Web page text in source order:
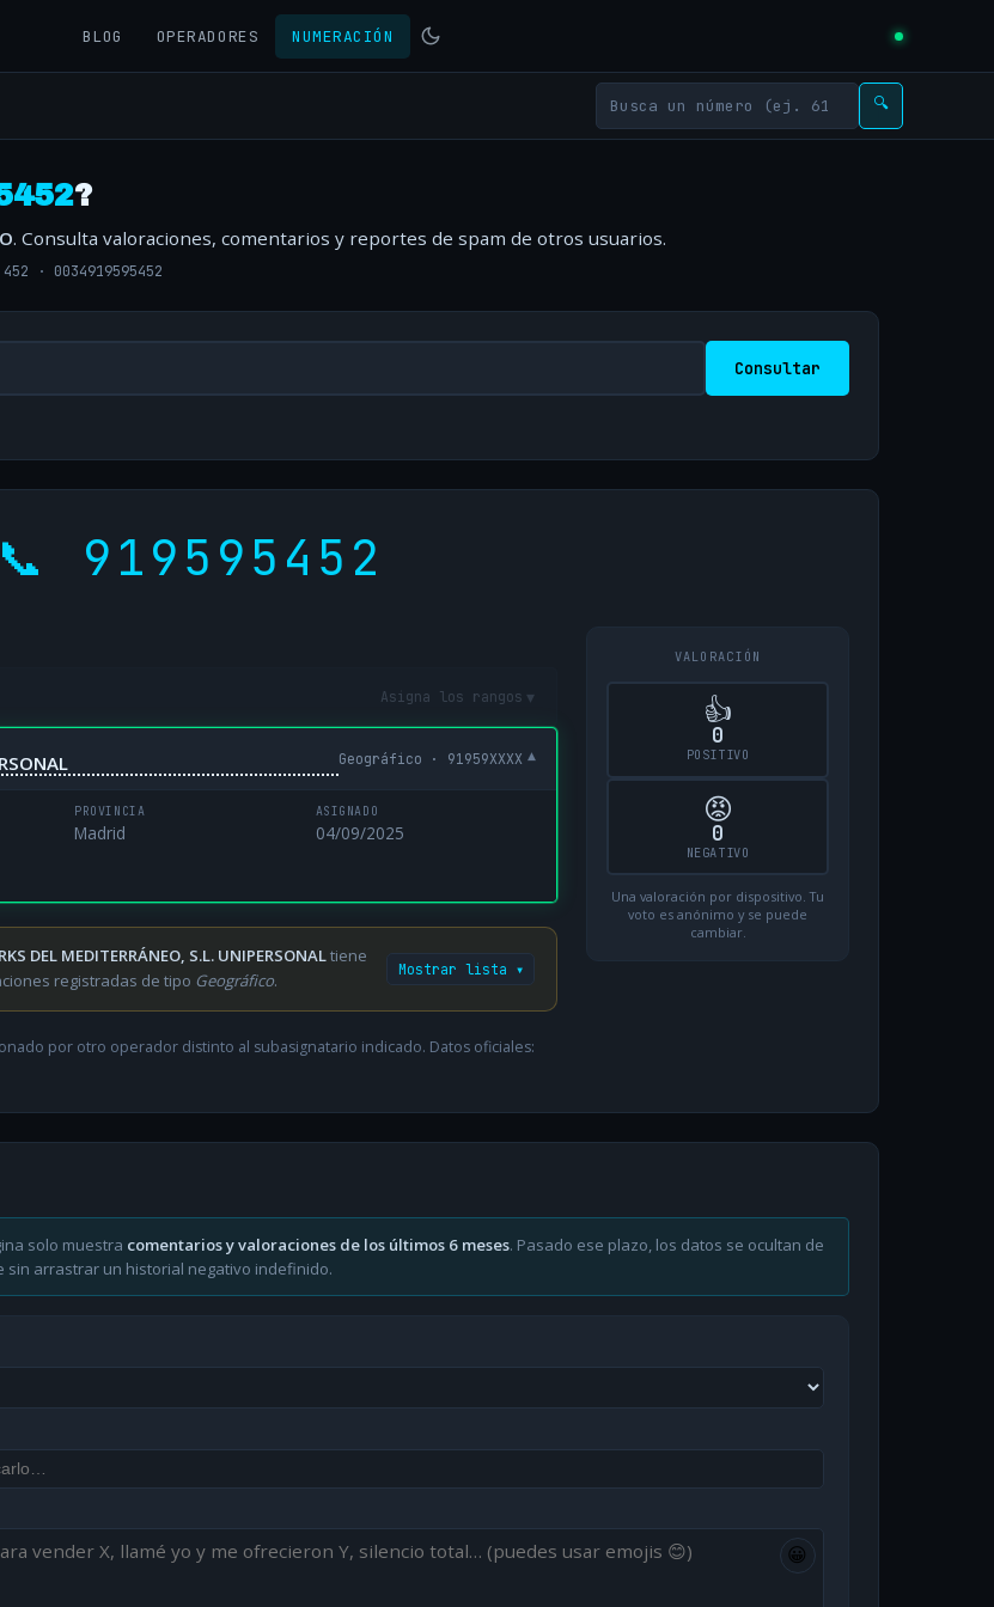
BLOG OPERADORES NUMERACIÓN
🔍
?
. Consulta valoraciones, comentarios y reportes de spam de otros usuarios.
· 0034919595452
Consultar
📞 919595452
Asigna los rangos ▾
Geográfico · 91959XXXX ▾
PROVINCIA
Madrid
ASIGNADO
04/09/2025
DEL MEDITERRÁNEO, S.L. UNIPERSONALtiene
registradas de tipo Geográfico.
Mostrar lista ▾
por otro operador distinto al subasignatario indicado. Datos oficiales:
VALORACIÓN
👍
0
POSITIVO
😡
0
NEGATIVO
Una valoración por dispositivo. Tu
voto es anónimo y se puede
cambiar.
solo muestra comentarios y valoraciones de los últimos 6 meses. Pasado ese plazo, los datos se ocultan de
arrastrar un historial negativo indefinido.
😀